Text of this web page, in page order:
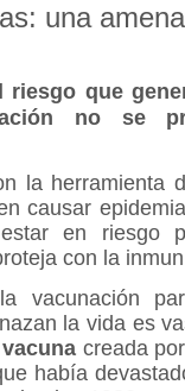
una
riesgo que
no se
la herramienta
causar
en riesgo
con la
vacunación
la vida es
creada
había